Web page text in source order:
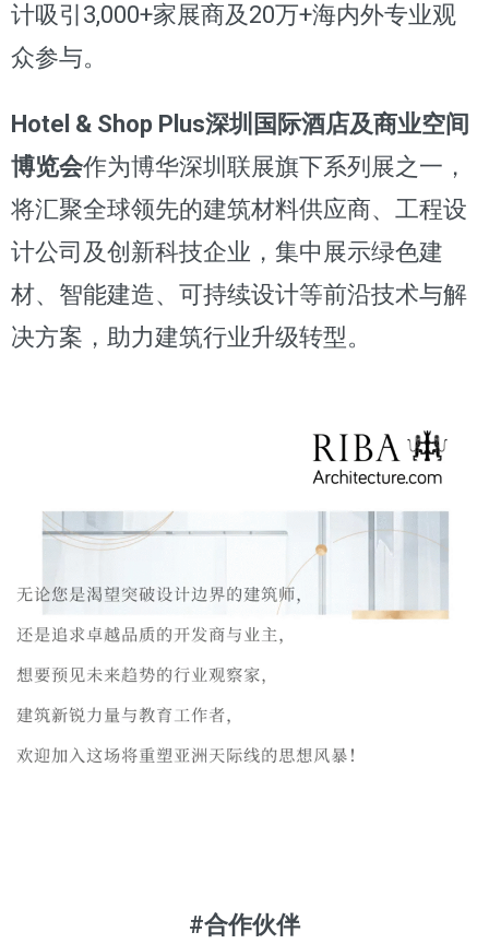
计吸引3,000+家展商及20万+海内外专业观
众参与。
Hotel & Shop Plus深圳国际酒店及商业空间
博览会作为博华深圳联展旗下系列展之一，
将汇聚全球领先的建筑材料供应商、工程设
计公司及创新科技企业，集中展示绿色建
材、智能建造、可持续设计等前沿技术与解
决方案，助力建筑行业升级转型。
#合作伙伴